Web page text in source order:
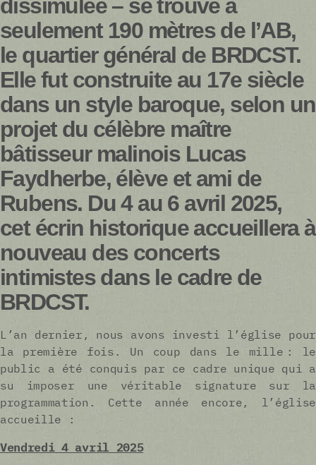
dissimulée – se trouve à
seulement 190 mètres de l’AB,
le quartier général de BRDCST.
Elle fut construite au 17e siècle
dans un style baroque, selon un
projet du célèbre maître
bâtisseur malinois Lucas
Faydherbe, élève et ami de
Rubens. Du 4 au 6 avril 2025,
cet écrin historique accueillera à
nouveau des concerts
intimistes dans le cadre de
BRDCST.
L’an dernier, nous avons investi l’église pour
la première fois. Un coup dans le mille : le
public a été conquis par ce cadre unique qui a
su imposer une véritable signature sur la
programmation. Cette année encore, l’église
accueille :
Vendredi 4 avril 2025